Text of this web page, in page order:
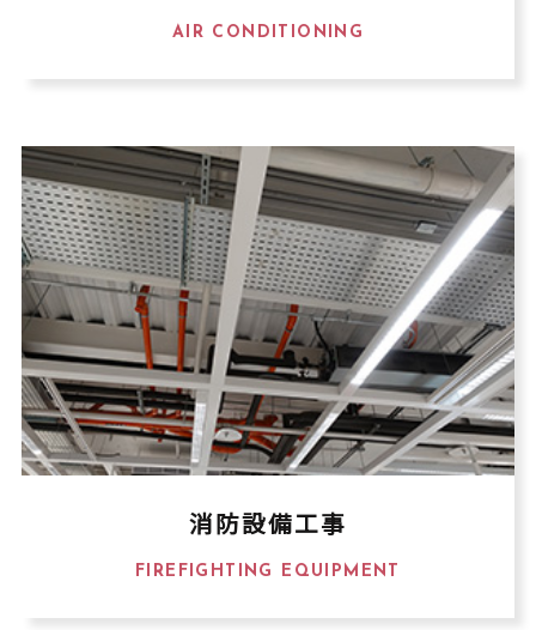
AIR CONDITIONING
消防設備工事
FIREFIGHTING EQUIPMENT